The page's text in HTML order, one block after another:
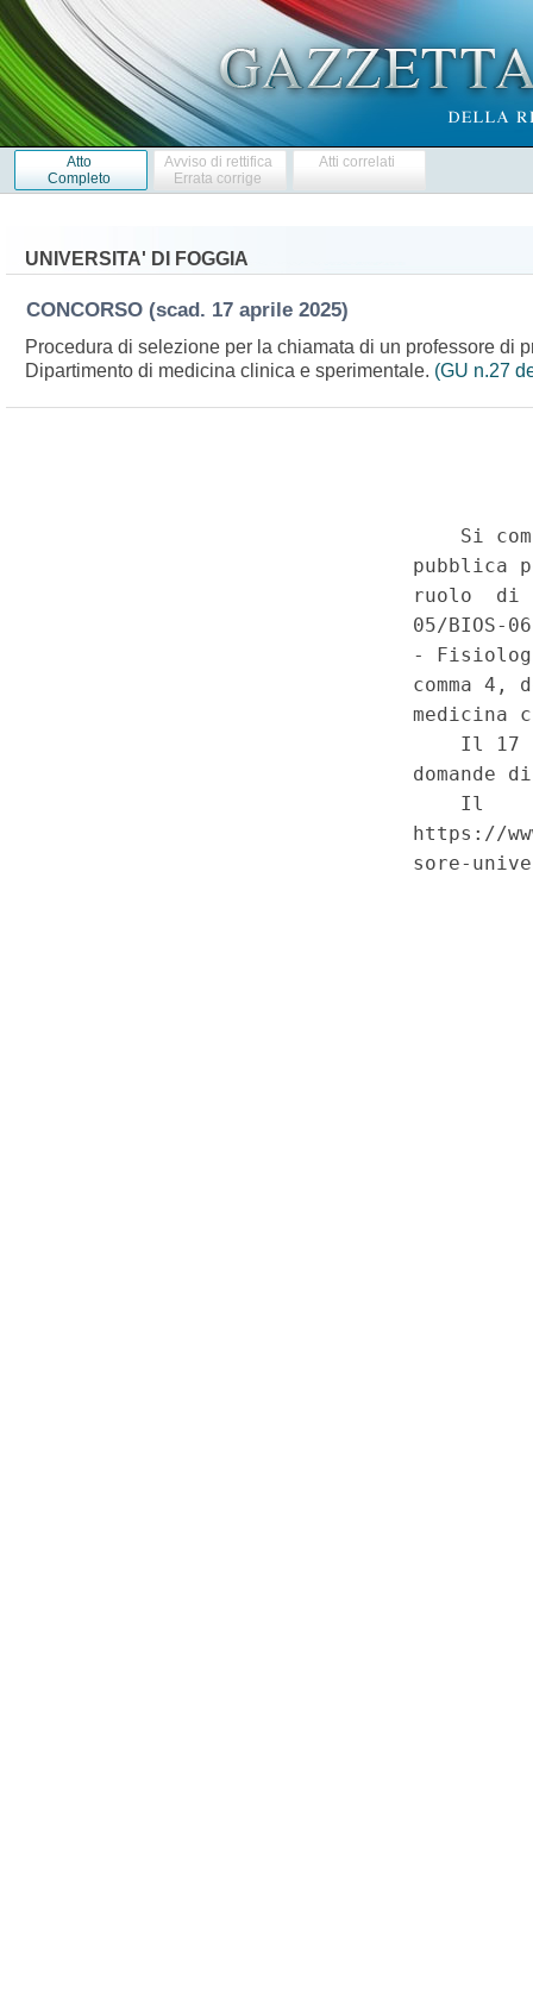
Atto
Completo
Avviso di rettifica
Errata corrige
Atti correlati
UNIVERSITA' DI FOGGIA
CONCORSO (scad. 17 aprile 2025)
Procedura di selezione per la chiamata di un professore di
Dipartimento di medicina clinica e sperimentale. (GU n.27